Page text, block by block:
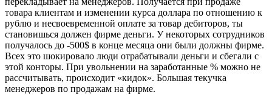
товара клиентам и изменении курса доллара по отношению к
рублю и несвоевременной оплате за товар дебиторов, ты
становишься должен фирме деньги. У некоторых сотрудников
получалось до -500$ в конце месяца они были должны фирме.
Всех это шокировало люди отрабатывали деньги и сбегали с
этой конторы. При увольнении на заработанные % можно не
рассчитывать, происходит «кидок». Большая текучка
менеджеров по продажам на фирме.